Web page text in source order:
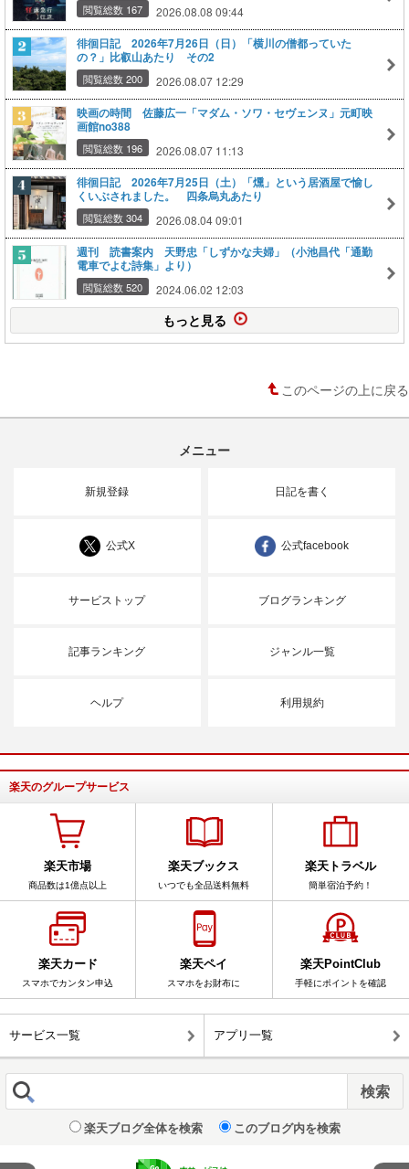
閲覧総数 167 2026.08.08 09:44
徘徊日記 2026年7月26日（日）「横川の僧都っていた
の？」比叡山あたり その2
閲覧総数 200 2026.08.07 12:29
映画の時間 佐藤広一「マダム・ソワ・セヴェンヌ」元町映
画館no388
閲覧総数 196 2026.08.07 11:13
徘徊日記 2026年7月25日（土）「燻」という居酒屋で愉し
くいぶされました。 四条烏丸あたり
閲覧総数 304 2026.08.04 09:01
週刊 読書案内 天野忠「しずかな夫婦」（小池昌代「通勤
電車でよむ詩集」より）
閲覧総数 520 2024.06.02 12:03
もっと見る
このページの上に戻る
メニュー
新規登録 日記を書く
公式X 公式facebook
サービストップ ブログランキング
記事ランキング ジャンル一覧
ヘルプ 利用規約
楽天のグループサービス
楽天市場
商品数は1億点以上
楽天ブックス
いつでも全品送料無料
楽天トラベル
簡単宿泊予約！
楽天カード
スマホでカンタン申込
楽天ペイ
スマホをお財布に
楽天PointClub
手軽にポイントを確認
サービス一覧 アプリ一覧
楽天ブログ全体を検索 このブログ内を検索